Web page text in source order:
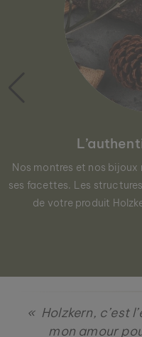
Nos montres et nos
ses facettes. Les
de votre produit
« Holzkern, c’est
mon amour